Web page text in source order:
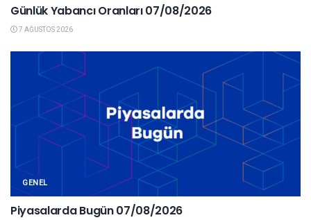
Günlük Yabancı Oranları 07/08/2026
7 AĞUSTOS 2026
GENEL
Piyasalarda Bugün 07/08/2026